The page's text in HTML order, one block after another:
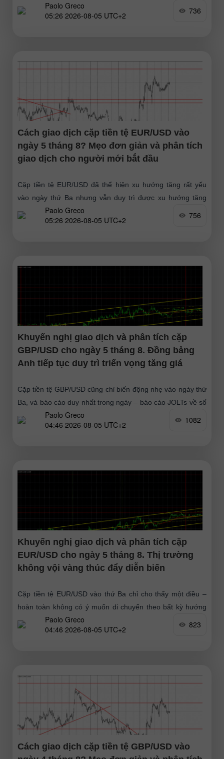
trường vẫn thiên
Paolo Greco
05:26 2026-08-05 UTC+2
736
Cách giao dịch cặp tiền tệ EUR/USD vào
ngày 5 tháng 8? Mẹo đơn giản và phân tích
giao dịch cho người mới bắt đầu
Cặp tiền tệ EUR/USD đã thể hiện xu hướng tăng rất yếu
vào ngày thứ Ba nhưng vẫn duy trì được xu hướng tăng
tổng thể, mà không có nhịp
Paolo Greco
05:26 2026-08-05 UTC+2
756
Khuyến nghị giao dịch và phân tích cặp
GBP/USD cho ngày 5 tháng 8. Đồng bảng
Anh tiếp tục duy trì triển vọng tăng giá
Cặp tiền tệ GBP/USD cũng chỉ biến động nhẹ vào ngày thứ
Ba, và báo cáo duy nhất trong ngày – báo cáo JOLTs về số
vị trí tuyển dụng
Paolo Greco
04:46 2026-08-05 UTC+2
1082
Khuyến nghị giao dịch và phân tích cặp
EUR/USD cho ngày 5 tháng 8. Thị trường
không vội vàng thúc đẩy diễn biến
Cặp tiền tệ EUR/USD vào thứ Ba chỉ cho thấy một điều –
hoàn toàn không có ý muốn di chuyển theo bất kỳ hướng
nào. Vào cuối ngày, đồng
Paolo Greco
04:46 2026-08-05 UTC+2
823
Cách giao dịch cặp tiền tệ GBP/USD vào